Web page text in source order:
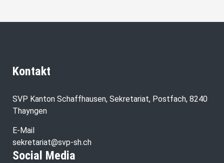
Kontakt
SVP Kanton Schaffhausen, Sekretariat, Postfach, 8240
Thayngen
E-Mail
sekretariat@svp-sh.ch
Social Media